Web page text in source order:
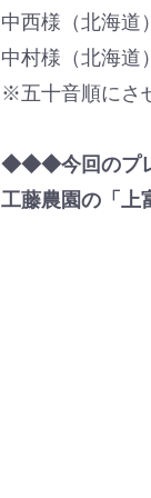
中西様（北海道）
中村様（北海道）
※五十音順にさ
◆◆◆今回のプ
工藤農園の「上